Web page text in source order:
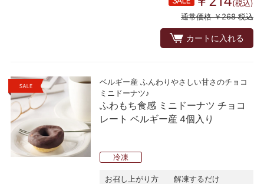
(税込)
通常価格 ￥268 税込
カートに入れる
ベルギー産 ふんわりやさしい甘さのチョコ
ミニドーナツ♪
ふわもち食感 ミニドーナツ チョコ
レート ベルギー産 4個入り
冷凍
お召し上がり方
解凍するだけ